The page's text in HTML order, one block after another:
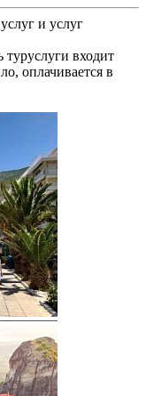
и услуг
туруслуги входит
оплачивается в